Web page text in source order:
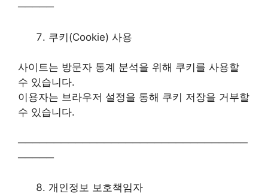
─────
쿠키(Cookie) 사용
사이트는 방문자 통계 분석을 위해 쿠키를 사용할
수 있습니다.
이용자는 브라우저 설정을 통해 쿠키 저장을 거부할
수 있습니다.
────────────────────────────────
─────
개인정보 보호책임자